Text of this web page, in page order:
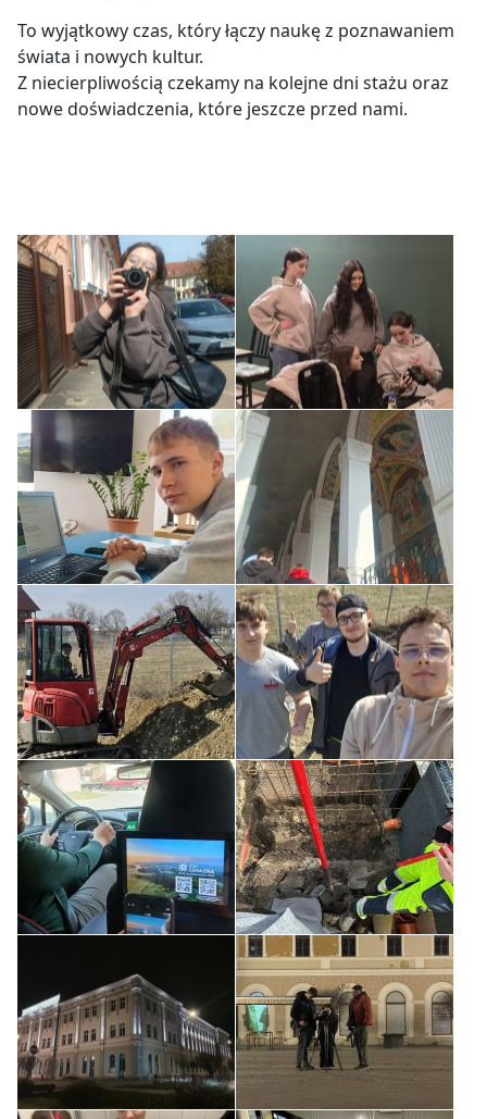
To wyjątkowy czas, który łączy naukę z poznawaniem
świata i nowych kultur.
Z niecierpliwością czekamy na kolejne dni stażu oraz
nowe doświadczenia, które jeszcze przed nami.